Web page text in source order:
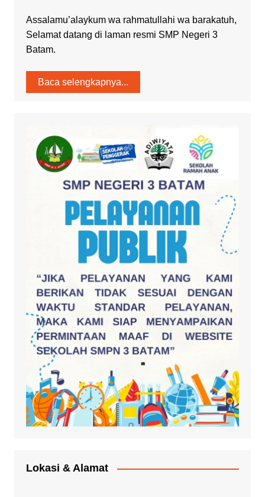
Assalamu’alaykum wa rahmatullahi wa barakatuh,
Selamat datang di laman resmi SMP Negeri 3
Batam.
Baca selengkapnya...
Lokasi & Alamat